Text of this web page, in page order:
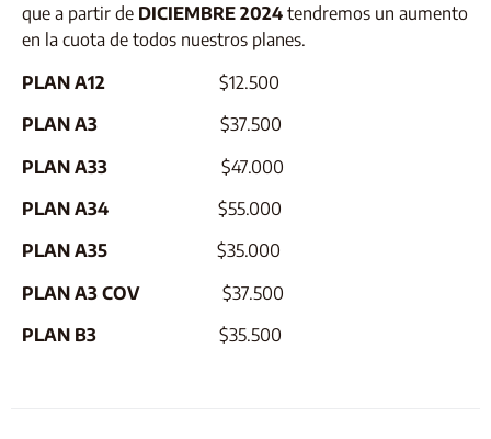
que a partir de DICIEMBRE 2024 tendremos un aumento
en la cuota de todos nuestros planes.
PLAN A12 $12.500
PLAN A3
$37.500
PLAN A33 $47.000
PLAN A34 $55.000
PLAN A35
$35.000
PLAN A3 COV
$37.500
PLAN B3
$35.500